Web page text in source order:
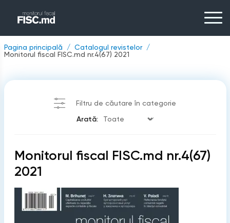
Pagina principală
Catalogul revistelor
Monitorul fiscal FISC.md nr.4(67) 2021
Filtru de căutare în categorie
Arată:
Monitorul fiscal FISC.md nr.4(67)
2021